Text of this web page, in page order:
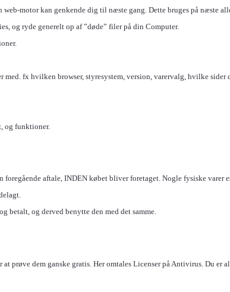
motor kan genkende dig til næste gang. Dette bruges på næste
og ryde generelt op af ”døde” filer på din Computer.
fx hvilken browser, styresystem, version, varervalg, hvilke
og funktioner.
aftale, INDEN købet bliver foretaget. Nogle fysiske varer
betalt, og derved benytte den med det samme.
prøve dem ganske gratis. Her omtales Licenser på Antivirus. Du